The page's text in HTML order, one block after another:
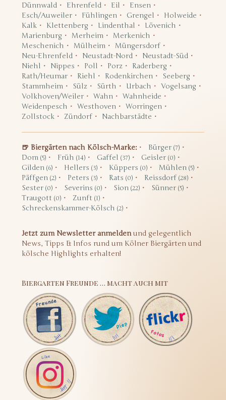
Dünnwald
Ehrenfeld Eil
Ensen
Esch/Auweiler
Fühlingen Grengel
Holweide
Kalk
Klettenberg Lindenthal
Lövenich
Marienburg
Merheim
Merkenich
Meschenich
Mülheim
Müngersdorf
Neu-Ehrenfeld
Neustadt-Nord
Neustadt-Süd
Niehl
Nippes Poll Porz
Raderberg
Rath/Heumar
Riehl Rodenkirchen
Seeberg
Stammheim
Sülz Sürth Urbach
Vogelsang
Volkhoven/Weiler
Wahn
Wahnheide
Weidenpesch
Westhoven
Worringen
Zollstock
Zündorf Nachbarstädte
🍺 Biergärten nach Kölsch-Marke: Bürger (7)
Dom (5) Früh (14) Gaffel (37) Geisler (0)
Gilden (6) Hellers (3) Küppers (0) Mühlen (5)
Päffgen (2) Peters (3) Rats (0) Reissdorf (28)
Sester (0) Severins (0) Sion (22) Sünner (5)
Traugott (0) Zunft (1)
Schreckenskammer-Kölsch (2)
Jetzt zum Newsletter anmeldenund gelegentlich
News, Tipps & Infos rund um Kölner Biergärten und
kölsche Highlights erhalten!
Biergarten Freunde … macht auch mit